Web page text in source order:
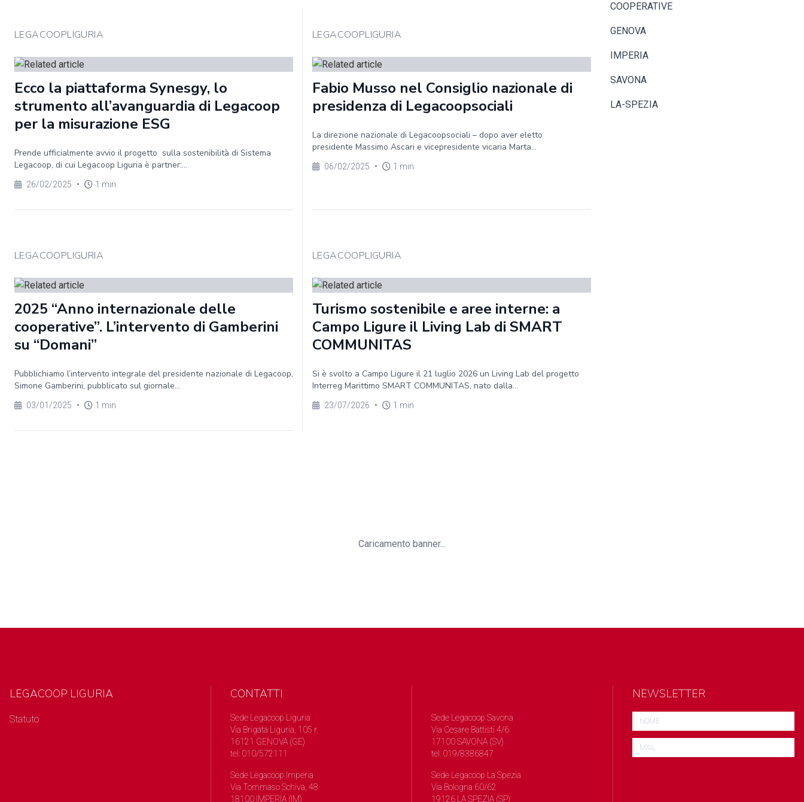
LEGACOOPLIGURIA
Ecco la piattaforma Synesgy, lo
strumento all’avanguardia di Legacoop
per la misurazione ESG
Prende ufficialmente avvio il progetto sulla sostenibilità di Sistema
Legacoop, di cui Legacoop Liguria è partner:...
26/02/2025 • 1 min
LEGACOOPLIGURIA
Fabio Musso nel Consiglio nazionale di
presidenza di Legacoopsociali
La direzione nazionale di Legacoopsociali – dopo aver eletto
presidente Massimo Ascari e vicepresidente vicaria Marta...
06/02/2025 • 1 min
LEGACOOPLIGURIA
2025 “Anno internazionale delle
cooperative”. L’intervento di Gamberini
su “Domani”
Pubblichiamo l’intervento integrale del presidente nazionale di Legacoop,
Simone Gamberini, pubblicato sul giornale...
03/01/2025 • 1 min
LEGACOOPLIGURIA
Turismo sostenibile e aree interne: a
Campo Ligure il Living Lab di SMART
COMMUNITAS
Si è svolto a Campo Ligure il 21 luglio 2026 un Living Lab del progetto
Interreg Marittimo SMART COMMUNITAS, nato dalla...
23/07/2026 • 1 min
COOPERATIVE
GENOVA
IMPERIA
SAVONA
LA-SPEZIA
Caricamento banner...
LEGACOOP LIGURIA
Statuto
CONTATTI
Sede Legacoop Liguria
Via Brigata Liguria, 105 r.
16121 GENOVA (GE)
tel: 010/572111
Sede Legacoop Imperia
Via Tommaso Schiva, 48
18100 IMPERIA (IM)
Sede Legacoop Savona
Via Cesare Battisti 4/6
17100 SAVONA (SV)
tel: 019/8386847
Sede Legacoop La Spezia
Via Bologna 60/62
19126 LA SPEZIA (SP)
NEWSLETTER